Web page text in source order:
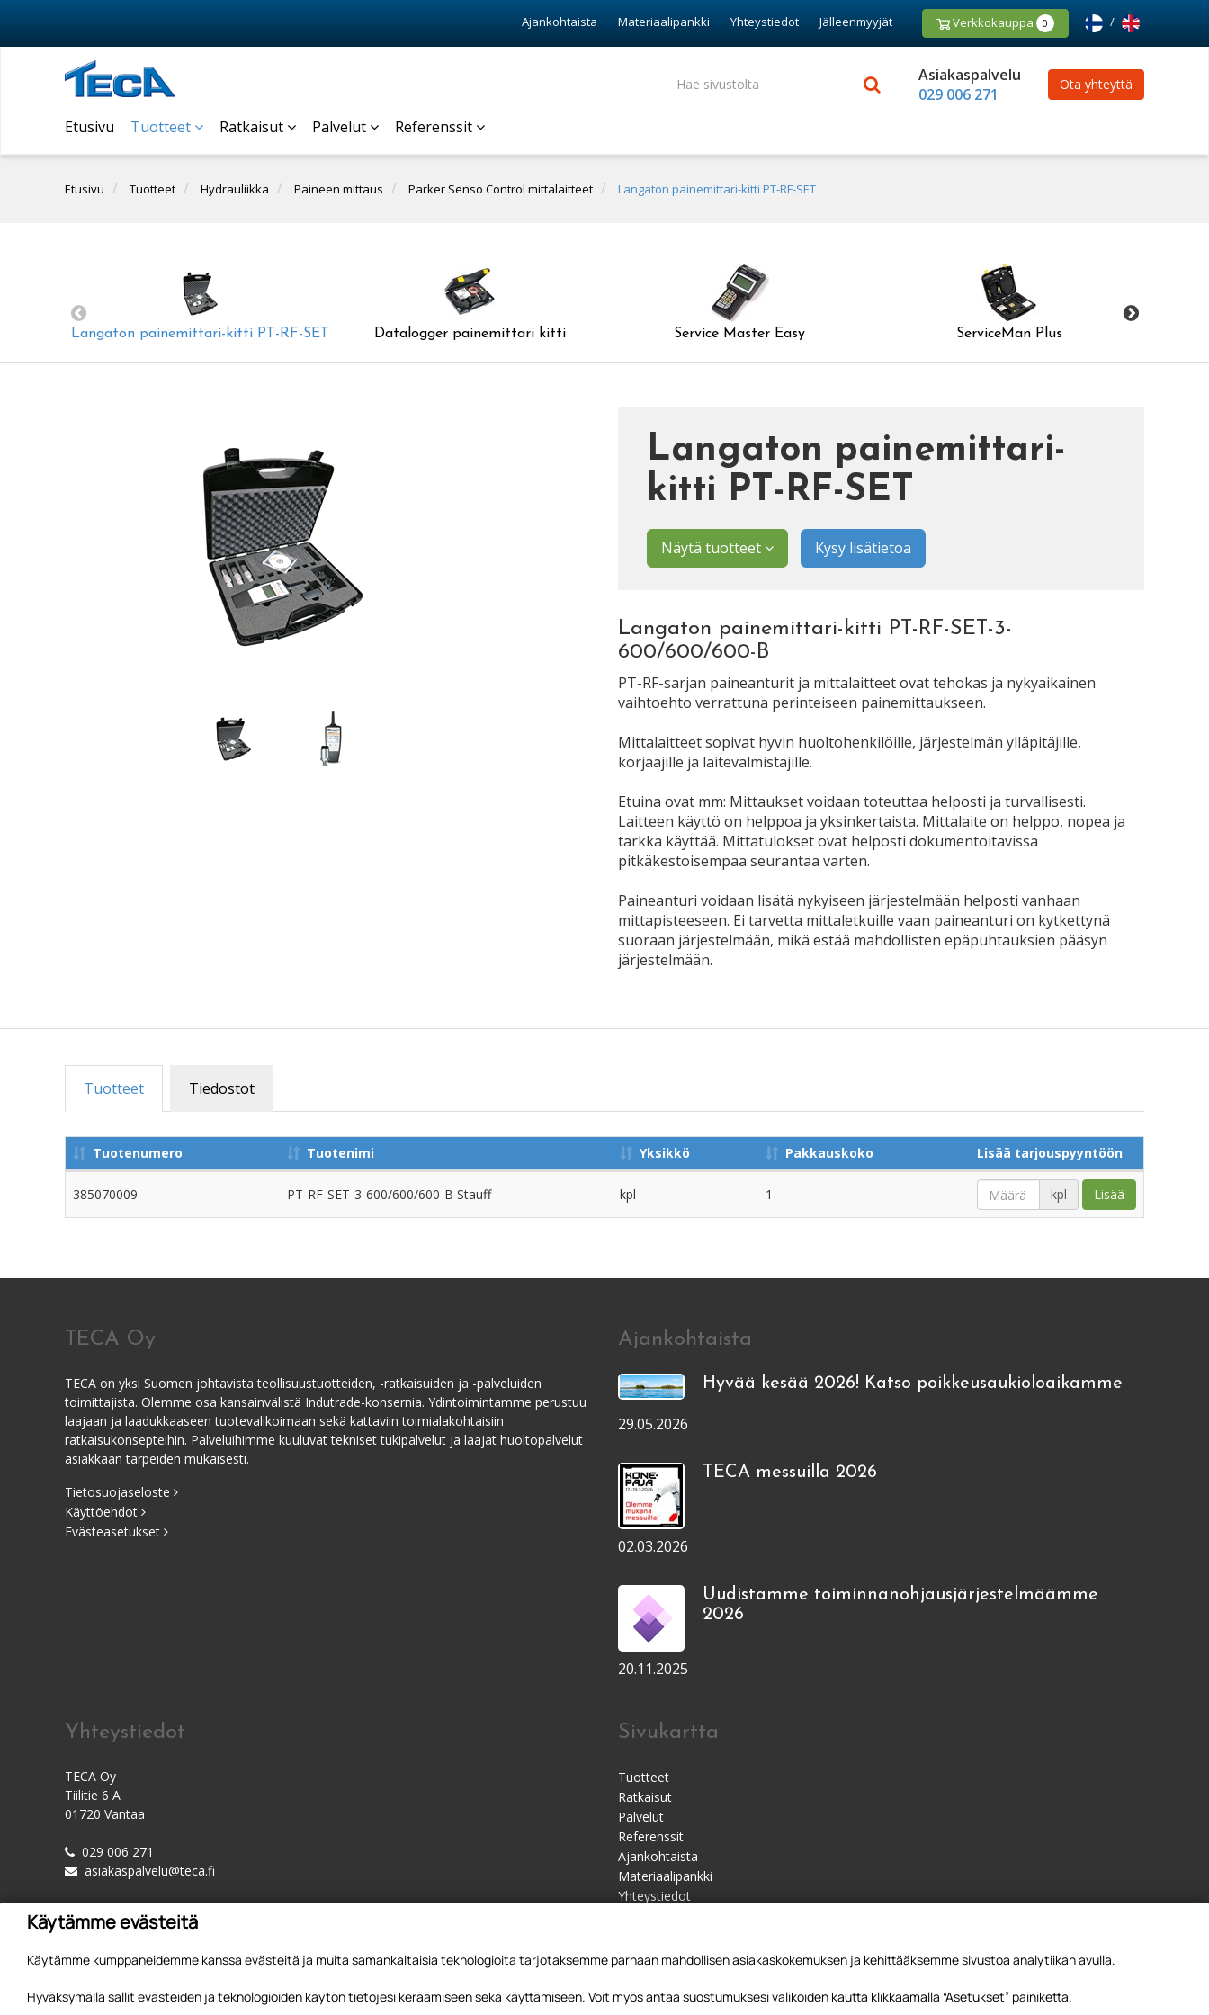
Ajankohtaista Materiaalipankki Yhteystiedot Jälleenmyyjät Verkkokauppa 0 /
Asiakaspalvelu
029 006 271
Ota yhteyttä
Etusivu Tuotteet Ratkaisut Palvelut Referenssit
Etusivu Tuotteet Hydrauliikka Paineen mittaus Parker Senso Control mittalaitteet Langaton painemittari-kitti PT-RF-SET
Langaton painemittari-kitti PT-RF-SET Datalogger painemittari kitti Service Master Easy ServiceMan Plus
Langaton painemittari-
kitti PT-RF-SET
Näytä tuotteet Kysy lisätietoa
Langaton painemittari-kitti PT-RF-SET-3-
600/600/600-B
PT-RF-sarjan paineanturit ja mittalaitteet ovat tehokas ja nykyaikainen
vaihtoehto verrattuna perinteiseen painemittaukseen.
Mittalaitteet sopivat hyvin huoltohenkilöille, järjestelmän ylläpitäjille,
korjaajille ja laitevalmistajille.
Etuina ovat mm: Mittaukset voidaan toteuttaa helposti ja turvallisesti.
Laitteen käyttö on helppoa ja yksinkertaista. Mittalaite on helppo, nopea ja
tarkka käyttää. Mittatulokset ovat helposti dokumentoitavissa
pitkäkestoisempaa seurantaa varten.
Paineanturi voidaan lisätä nykyiseen järjestelmään helposti vanhaan
mittapisteeseen. Ei tarvetta mittaletkuille vaan paineanturi on kytkettynä
suoraan järjestelmään, mikä estää mahdollisten epäpuhtauksien pääsyn
järjestelmään.
Tuotteet Tiedostot
Tuotenumero Tuotenimi Yksikkö Pakkauskoko Lisää tarjouspyyntöön
385070009 PT-RF-SET-3-600/600/600-B Stauff kpl 1 kpl Lisää
TECA Oy
TECA on yksi Suomen johtavista teollisuustuotteiden, -ratkaisuiden ja -palveluiden
toimittajista. Olemme osa kansainvälistä Indutrade-konsernia. Ydintoimintamme perustuu
laajaan ja laadukkaaseen tuotevalikoimaan sekä kattaviin toimialakohtaisiin
ratkaisukonsepteihin. Palveluihimme kuuluvat tekniset tukipalvelut ja laajat huoltopalvelut
asiakkaan tarpeiden mukaisesti.
Tietosuojaseloste
Käyttöehdot
Evästeasetukset
Ajankohtaista
Hyvää kesää 2026! Katso poikkeusaukioloaikamme
29.05.2026
TECA messuilla 2026
02.03.2026
Uudistamme toiminnanohjausjärjestelmäämme
2026
20.11.2025
Yhteystiedot
TECA Oy
Tiilitie 6 A
01720 Vantaa
029 006 271
asiakaspalvelu@teca.fi
Sivukartta
Tuotteet
Ratkaisut
Palvelut
Referenssit
Ajankohtaista
Materiaalipankki
Yhteystiedot
Käytämme evästeitä
Käytämme kumppaneidemme kanssa evästeitä ja muita samankaltaisia teknologioita tarjotaksemme parhaan mahdollisen asiakaskokemuksen ja kehittääksemme sivustoa analytiikan avulla.
Hyväksymällä sallit evästeiden ja teknologioiden käytön tietojesi keräämiseen sekä käyttämiseen. Voit myös antaa suostumuksesi valikoiden kautta klikkaamalla “Asetukset” painiketta.